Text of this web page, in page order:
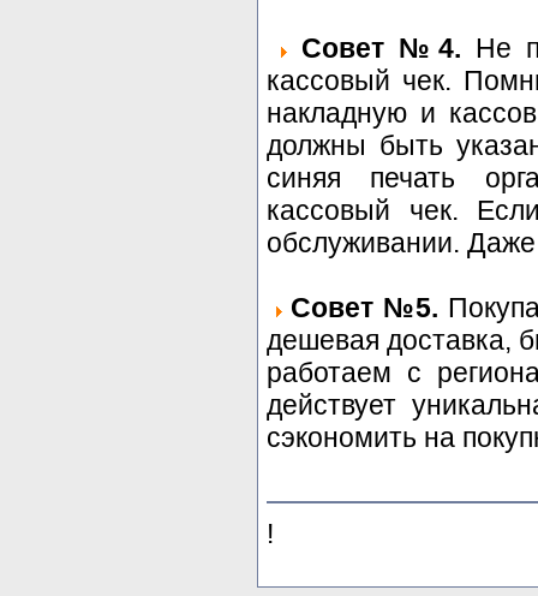
Совет №4. Не
кассовый чек.
накладную и
должны быть
синяя печать
кассовый чек.
обслуживании.
Совет №5.
дешевая доставка,
работаем с
действует
сэкономить на
!